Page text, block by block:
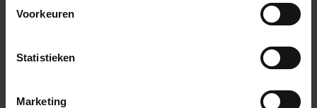
Voorkeuren
Statistieken
Marketing